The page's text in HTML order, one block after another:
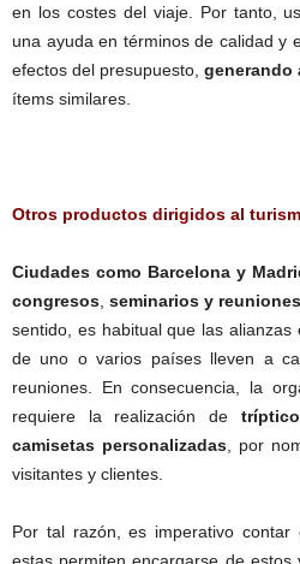
en los costes del viaje. Por tanto,
una ayuda en términos de calidad y
efectos del presupuesto, generando
ítems similares.
Otros productos dirigidos al
Ciudades como Barcelona y
congresos seminarios y reuniones
sentido, es habitual que las alianzas
de uno o varios países lleven a
reuniones. En consecuencia, la
requiere la realización de
camisetas personalizadas , por
visitantes y clientes.
Por tal razón, es imperativo contar